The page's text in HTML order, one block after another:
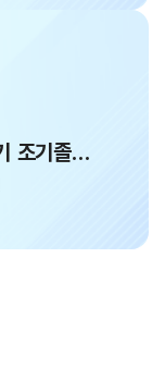
조기졸업,